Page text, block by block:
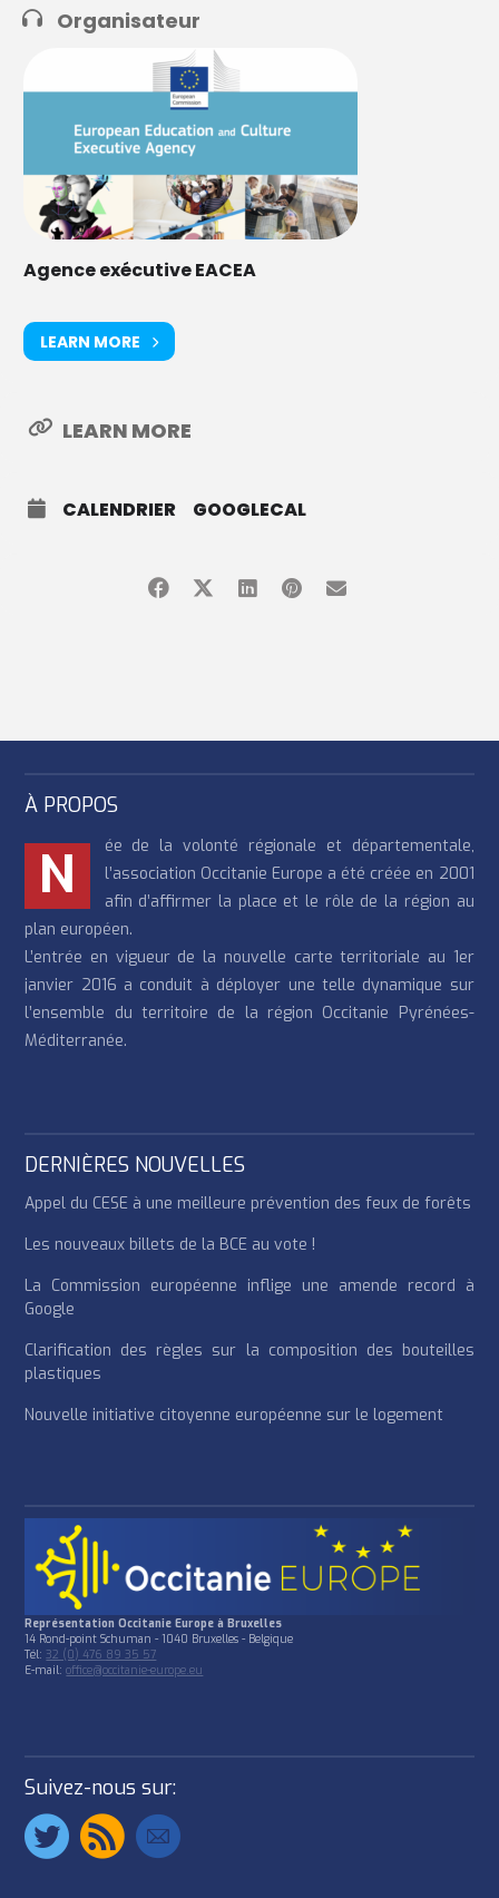
Organisateur
Agence exécutive EACEA
LEARN MORE
LEARN MORE
CALENDRIER GOOGLECAL
À PROPOS
N
ée de la volonté régionale et départementale,
l’association Occitanie Europe a été créée en 2001
afin d’affirmer la place et le rôle de la région au
plan européen.
L’entrée en vigueur de la nouvelle carte territoriale au 1er
janvier 2016 a conduit à déployer une telle dynamique sur
l’ensemble du territoire de la région Occitanie Pyrénées-
Méditerranée.
DERNIÈRES NOUVELLES
Appel du CESE à une meilleure prévention des feux de forêts
Les nouveaux billets de la BCE au vote !
La Commission européenne inflige une amende record à
Google
Clarification des règles sur la composition des bouteilles
plastiques
Nouvelle initiative citoyenne européenne sur le logement
Représentation Occitanie Europe à Bruxelles
14 Rond-point Schuman - 1040 Bruxelles - Belgique
Tél:32 (0) 476 89 35 57
E-mail:office@occitanie-europe.eu
Suivez-nous sur: